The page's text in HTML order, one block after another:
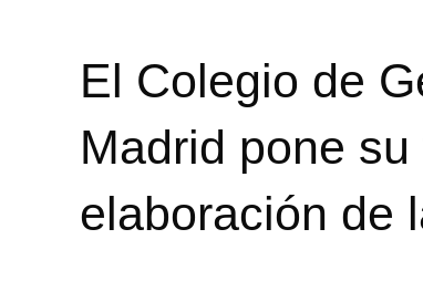
El Colegio de
Madrid pone
elaboración de